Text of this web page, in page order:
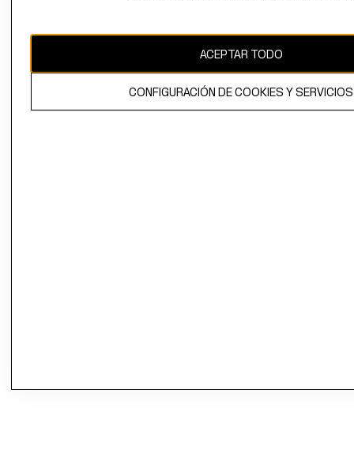
El contenido de esta página web está protegido por copyright y es
propiedad de H&M Hennes & Mauritz AB.ACEPTAR TODO
CONFIGURACIÓN DE COOKIES Y SERVICIOS